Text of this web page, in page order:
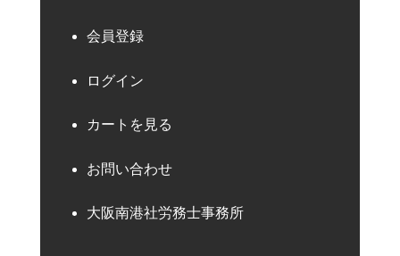
会員登録
ログイン
カートを見る
お問い合わせ
大阪南港社労務士事務所